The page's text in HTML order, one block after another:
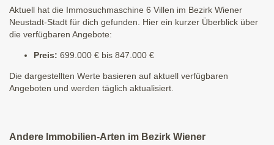
Aktuell hat die Immosuchmaschine 6 Villen im Bezirk Wiener
Neustadt-Stadt für dich gefunden. Hier ein kurzer Überblick über
die verfügbaren Angebote:
Preis: 699.000 € bis 847.000 €
Die dargestellten Werte basieren auf aktuell verfügbaren
Angeboten und werden täglich aktualisiert.
Andere Immobilien-Arten im Bezirk Wiener